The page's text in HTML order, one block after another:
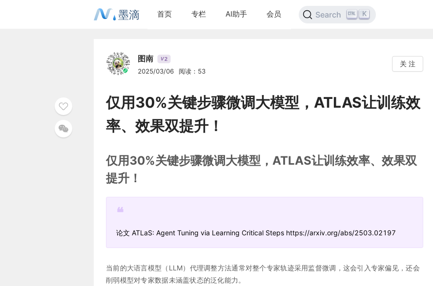
墨滴 首页 专栏 AI助手 会员 Search K
图南 V2
2025/03/06 阅读：53
关 注
仅用30%关键步骤微调大模型，ATLAS让训练效
率、效果双提升！
仅用30%关键步骤微调大模型，ATLAS让训练效率、效果双
提升！
❝
论文 ATLaS: Agent Tuning via Learning Critical Steps https://arxiv.org/abs/2503.02197
当前的大语言模型（LLM）代理调整方法通常对整个专家轨迹采用监督微调，这会引入专家偏见，还会
削弱模型对专家数据未涵盖状态的泛化能力。